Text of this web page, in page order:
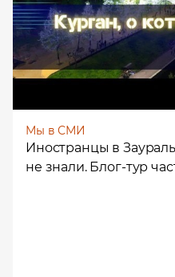
Мы в СМИ
Иностранцы в
не знали. Блог-тур